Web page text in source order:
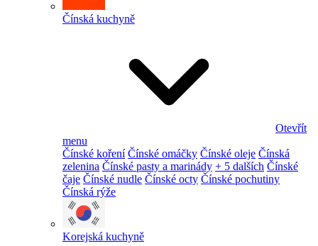
Čínská kuchyně
Otevřít
menu
Čínské koření Čínské omáčky Čínské oleje Čínská
zelenina Čínské pasty a marinády + 5 dalších Čínské
čaje Čínské nudle Čínské octy Čínské pochutiny
Čínská rýže
Korejská kuchyně